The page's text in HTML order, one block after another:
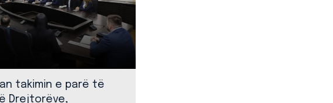
takimin e parë të
Drejtorëve,